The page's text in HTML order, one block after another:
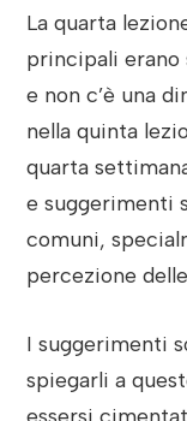
La quarta
principali erano
e non c’è una
nella quinta
quarta
e suggerimenti
comuni,
percezione
I suggerimenti
spiegarli a
essersi